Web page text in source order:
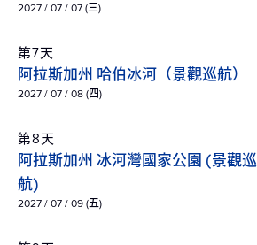
2027 / 07 / 07 (三)
第7天
阿拉斯加州 哈伯冰河（景觀巡航）
2027 / 07 / 08 (四)
第8天
阿拉斯加州 冰河灣國家公園 (景觀巡
航)
2027 / 07 / 09 (五)